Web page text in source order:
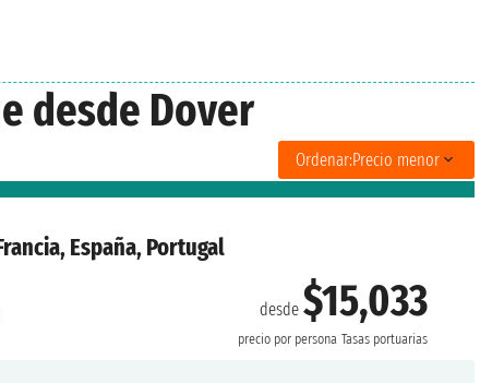
desde Dover
Ordenar:Precio menor
España, Portugal
desde$15,033
precio por persona Tasas portuarias